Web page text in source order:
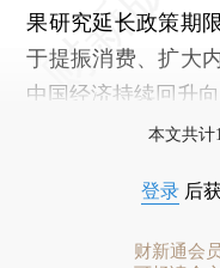
果研究延长政策期
于提振消费、扩大
中国经济持续回升向
本文共计
登录 后
财新通会